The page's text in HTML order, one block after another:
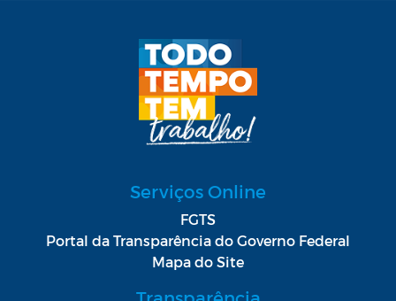
Serviços Online
FGTS
Portal da Transparência do Governo Federal
Mapa do Site